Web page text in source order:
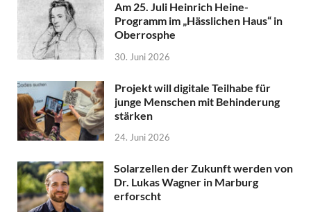
Am 25. Juli Heinrich Heine-
Programm im „Hässlichen Haus“ in
Oberrosphe
30. Juni 2026
Projekt will digitale Teilhabe für
junge Menschen mit Behinderung
stärken
24. Juni 2026
Solarzellen der Zukunft werden von
Dr. Lukas Wagner in Marburg
erforscht